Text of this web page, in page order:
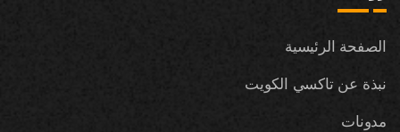
الصفحة الرئيسية
نبذة عن تاكسي الكويت
مدونات